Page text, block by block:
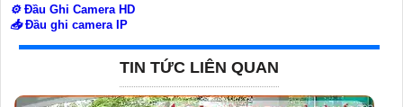
⚙️Đầu Ghi Camera HD
📥Đầu ghi camera IP
TIN TỨC LIÊN QUAN